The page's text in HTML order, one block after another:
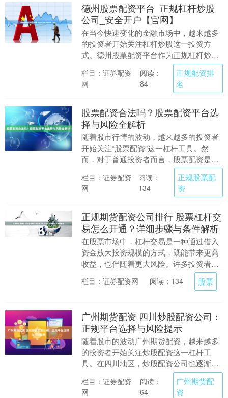
德州股票配资平台_正规杠杆炒股
公司_安全开户【官网】
在当今快速变化的金融市场中，越来越多
的投资者开始关注杠杆炒股这一投资方
式。德州股票配资平台作为正规杠杆炒股
公司，为投资者提供了安全可靠的投资渠
道。本文将详细介绍....
栏目：证券配资
网
阅读：
84
正规配资排
名
股票配资合法吗？股票配资平台选
择与风险全解析
随着股市行情的波动，越来越多的投资者
开始关注“股票配资”这一杠杆工具。然
而，对于普通投资者而言，股票配资是否
合法、如何选择平台以及存在哪些风险，
往往是令人困惑的....
栏目：证券配资
网
阅读：
134
正规股票配
资
正规期货配资公司排行 股票杠杆交
易怎么开通？详细步骤与条件解析
在股票市场中，杠杆交易是一种通过借入
资金放大投资规模的方式，既能带来更高
收益，也伴随着更大风险。许多投资者对
杠杆交易感兴趣，但对其开通流程和条件
了解不足。本文将....
栏目：证券配资网 阅读：134 股票
广州期货配资 四川炒股配资公司：
正规平台选择与风险提示
随着股市的波动广州期货配资，越来越多
的投资者开始关注炒股配资这一杠杆工
具。在四川地区，炒股配资公司也逐渐增
多，但如何选择正规平台并规避风险，成
为投资者必须面对的....
栏目：证券配资
网
阅读：
64
广州期货配
资